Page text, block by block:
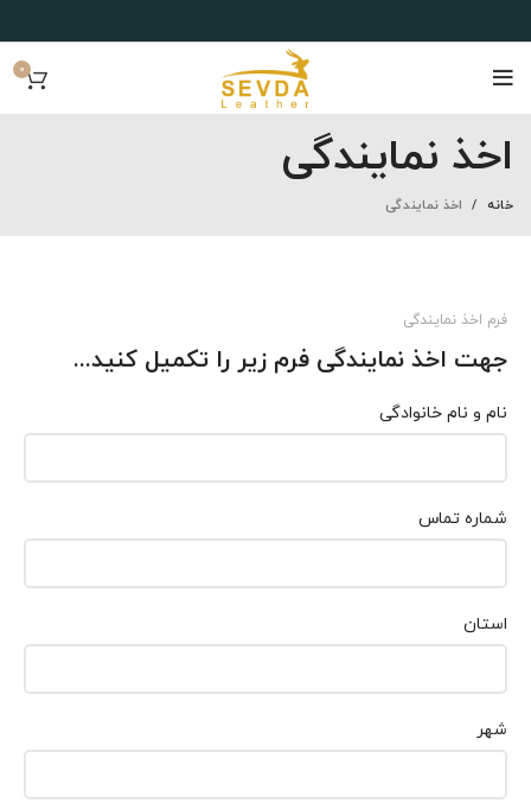
0
اخذ نمایندگی
خانه اخذ نمایندگی
فرم اخذ نمایندگی
جهت اخذ نمایندگی فرم زیر را تکمیل کنید...
نام و نام خانوادگی
شماره تماس
استان
شهر